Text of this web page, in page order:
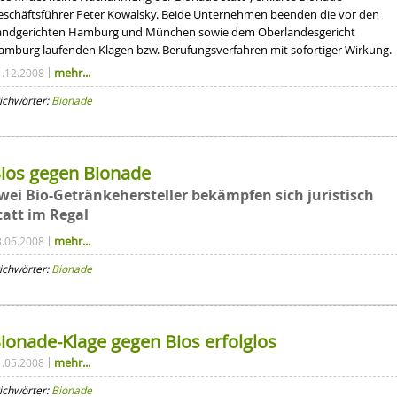
Peter Kowalsky. Beide Unternehmen beenden dievor den
Hamburg und München sowie dem Oberlandesgericht
laufenden Klagen bzw. Berufungsverfahren mit sofortiger Wirkung.
mehr...
Bionade
gegen Bionade
Bio-Getränkehersteller bekämpfen sich juristisch
im Regal
mehr...
Bionade
Klage gegen Bios erfolglos
mehr...
Bionade